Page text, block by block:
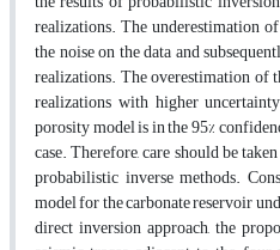
realizations. The underestimation
the noise on the data and
realizations. The overestimation of
realizations with higher
porosity model is in the 95%
case. Therefore, care should be
probabilistic inverse methods.
model for the carbonate reservoir
direct inversion approach, the